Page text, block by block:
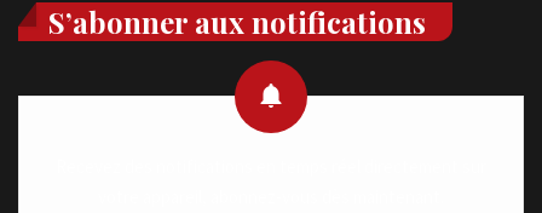
S’abonner aux notifications